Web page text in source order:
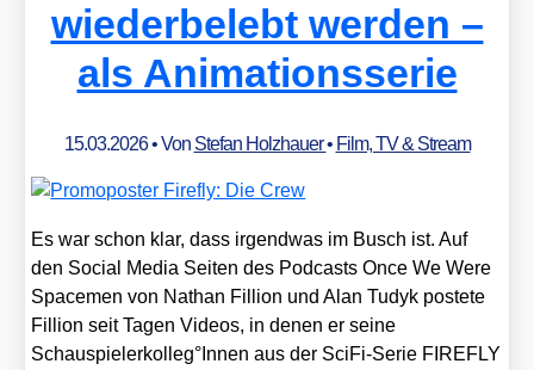
wiederbelebt werden –
als Animationsserie
15.03.2026• Von Stefan Holzhauer• Film, TV & Stream
Es war schon klar, dass irgend­was im Busch ist. Auf
den Social Media Sei­ten des Pod­casts Once We Were
Spa­ce­men von Nathan Fil­li­on und Alan Tudyk pos­te­te
Fil­li­on seit Tagen Vide­os, in denen er sei­ne
Schauspielerkolleg°Innen aus der Sci­Fi-Serie FIREFLY